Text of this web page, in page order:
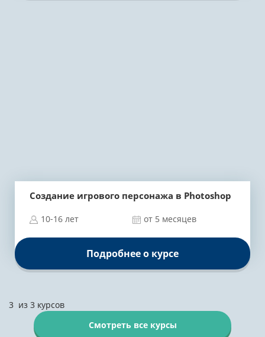
Создание игрового персонажа в Photoshop
10-16 лет от 5 месяцев
Подробнее о курсе
3 из 3 курсов
Смотреть все курсы